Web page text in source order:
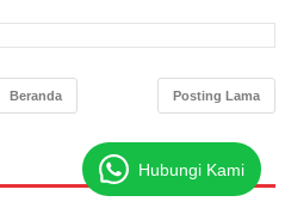
Posting Lama
Beranda
Hubungi Kami